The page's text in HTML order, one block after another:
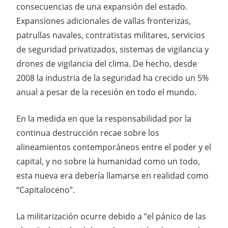
consecuencias de una expansión del estado.
Expansiones adicionales de vallas fronterizas,
patrullas navales, contratistas militares, servicios
de seguridad privatizados, sistemas de vigilancia y
drones de vigilancia del clima. De hecho, desde
2008 la industria de la seguridad ha crecido un 5%
anual a pesar de la recesión en todo el mundo.
En la medida en que la responsabilidad por la
continua destrucción recae sobre los
alineamientos contemporáneos entre el poder y el
capital, y no sobre la humanidad como un todo,
esta nueva era debería llamarse en realidad como
“Capitaloceno”.
La militarización ocurre debido a “el pánico de las